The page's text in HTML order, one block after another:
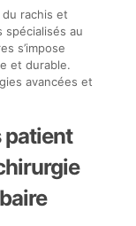
rachis et
spécialisés au
s’impose
et durable.
avancées et
patient